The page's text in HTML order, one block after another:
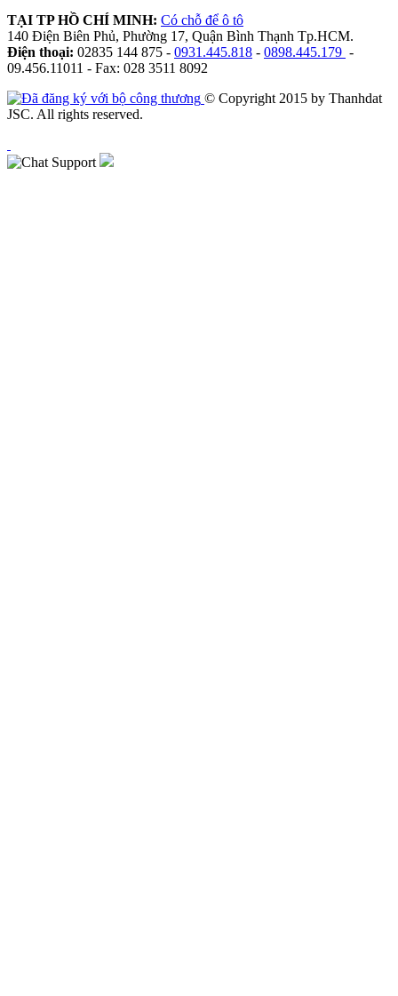
TẠI TP HỒ CHÍ MINH: Có chỗ để ô tô
140 Điện Biên Phủ, Phường 17, Quận Bình Thạnh Tp.HCM.
Điện thoại: 02835 144 875 - 0931.445.818 - 0898.445.179 -
09.456.11011 - Fax: 028 3511 8092
© Copyright 2015 by Thanhdat
JSC. All rights reserved.